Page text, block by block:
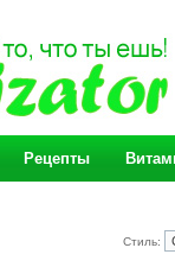
Рецепты
Стиль: